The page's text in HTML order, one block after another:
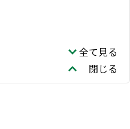
全て見る
閉じる